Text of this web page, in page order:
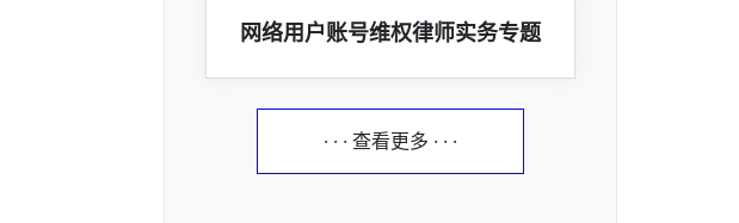
网络用户账号维权律师实务专题
· · · 查看更多 · · ·